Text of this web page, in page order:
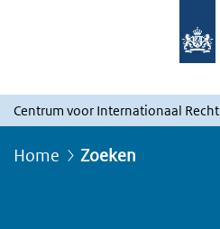
Centrum voor Internationaal Recht
Home Zoeken